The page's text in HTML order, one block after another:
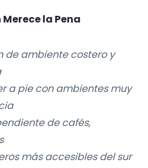
la Pena
de ambiente costero y
a pie con ambientes muy
de cafés,
más accesibles del sur